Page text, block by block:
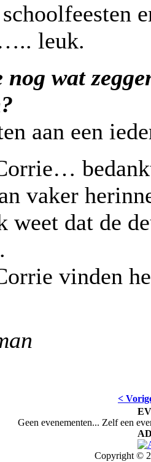
leuk.
wat
aan een
vaker
weet dat de
vinden
<
Geen evenementen... Zelf een
Copyright ©